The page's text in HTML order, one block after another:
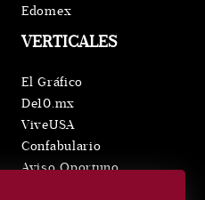
VERTICALES
El Gráfico
De10.mx
ViveUSA
Confabulario
Aviso Oportuno
Edomex